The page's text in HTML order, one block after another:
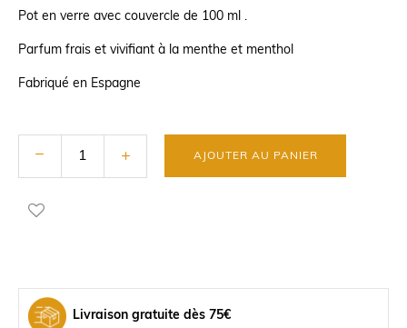
Pot en verre avec couvercle de 100 ml .
Parfum frais et vivifiant à la menthe et menthol
Fabriqué en Espagne
AJOUTER AU PANIER
Livraison gratuite dès 75€